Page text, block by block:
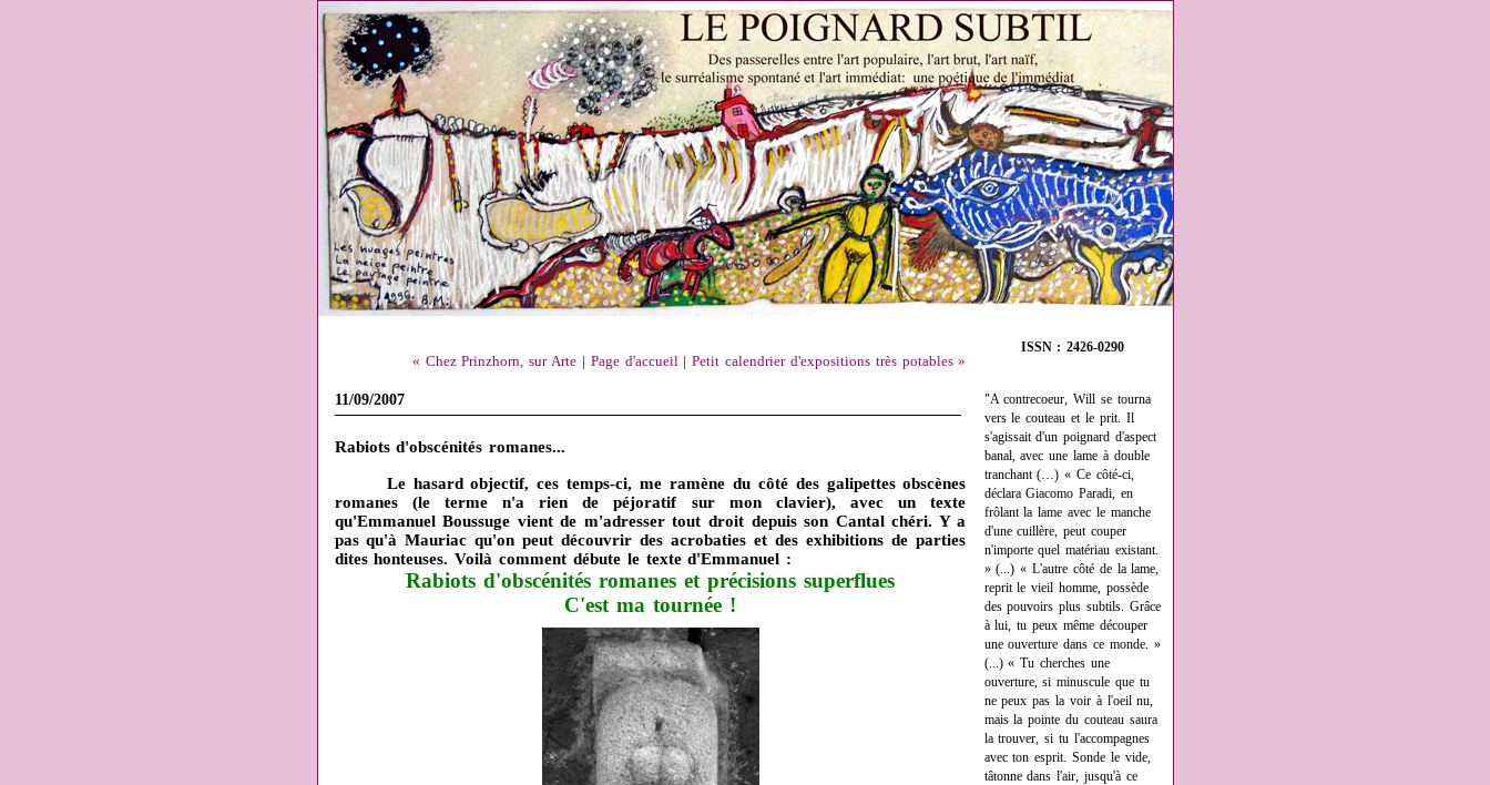
ISSN : 2426-0290
"A contrecoeur, Will se tourna
vers le couteau et le prit. Il
s'agissait d'un poignard d'aspect
banal, avec une lame à double
tranchant (…) « Ce côté-ci,
déclara Giacomo Paradi, en
frôlant la lame avec le manche
d'une cuillère, peut couper
n'importe quel matériau existant.
» (...) « L'autre côté de la lame,
reprit le vieil homme, possède
des pouvoirs plus subtils. Grâce
à lui, tu peux même découper
une ouverture dans ce monde. »
(...) « Tu cherches une
ouverture, si minuscule que tu
ne peux pas la voir à l'oeil nu,
mais la pointe du couteau saura
la trouver, si tu l'accompagnes
avec ton esprit. Sonde le vide,
tâtonne dans l'air, jusqu'à ce
« Chez Prinzhorn, sur Arte Page d'accueil|Petit calendrier d'expositions très potables »
11/09/2007
Rabiots d'obscénités romanes...
Le hasard objectif, ces temps-ci, me ramène du côté des galipettes obscènes
romanes (le terme n'a rien de péjoratif sur mon clavier), avec un texte
qu'Emmanuel Boussuge vient de m'adresser tout droit depuis son Cantal chéri. Y a
pas qu'à Mauriac qu'on peut découvrir des acrobaties et des exhibitions de parties
dites honteuses. Voilà comment débute le texte d'Emmanuel :
Rabiots d'obscénités romanes et précisions superflues
C'est ma tournée !